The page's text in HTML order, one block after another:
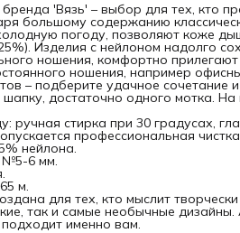
'Вязь' – выбор для тех, кто
большому содержанию
погоду, позволяют коже
Изделия с нейлоном надолго
ношения, комфортно
ношения, например
– подберите удачное сочетание
достаточно одного мотка.
ручная стирка при 30 градусах,
профессиональная
нейлона.
№5-6 мм.
м.
для тех, кто мыслит
так и самые необычные
именно вам.